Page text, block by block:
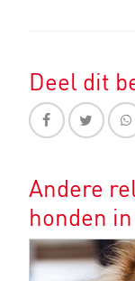
Deel dit
Andere
honden